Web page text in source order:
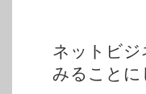
ネットビジ
みることに